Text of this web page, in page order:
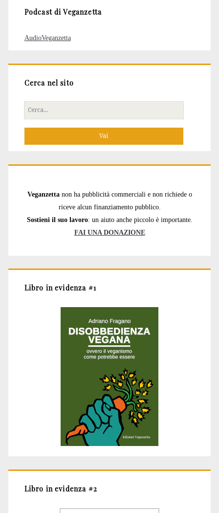
Podcast di Veganzetta
AudioVeganzetta
Cerca nel sito
Cerca
per:
Veganzetta non ha pubblicità commerciali e non richiede o
riceve alcun finanziamento pubblico.
Sostieni il suo lavoro: un aiuto anche piccolo è importante.
FAI UNA DONAZIONE
Libro in evidenza #1
Libro in evidenza #2